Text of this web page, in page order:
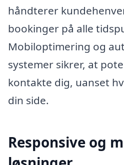
håndterer
bookinger på alle
Mobiloptimering og
systemer sikrer, at
kontakte dig, uanset
din side.
Responsive og